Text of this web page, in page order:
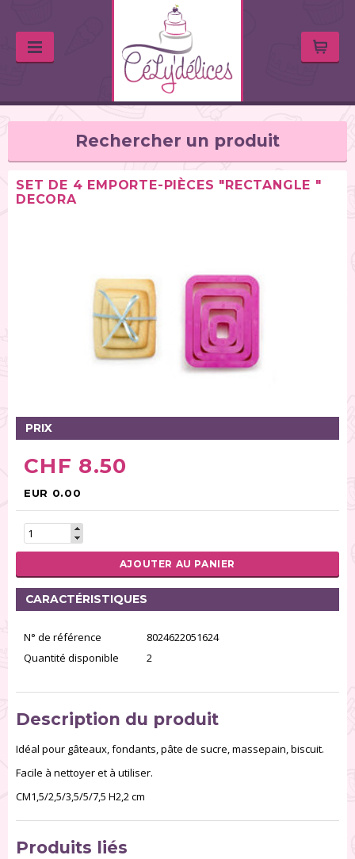
Rechercher un produit
Moules (391)
Poches à douille et bouteilles (62)
Spatules / ustensiles (90)
Rouleaux (18)
Emporte-pièces (167)
Bordures à gâteaux (35)
Outils pour pâte à sucre (86)
Presses à textures (26)
RÉINITIALISER LA RECHERCHE
SET DE 4 EMPORTE-PIÈCES "RECTANGLE "
DECORA
PRIX
CHF 8.50
EUR 0.00
AJOUTER AU PANIER
CARACTÉRISTIQUES
N° de référence
8024622051624
Quantité disponible
2
Description du produit
Idéal pour gâteaux, fondants, pâte de sucre, massepain, biscuit.
Facile à nettoyer et à utiliser.
CM1,5/2,5/3,5/5/7,5 H2,2 cm
Produits liés